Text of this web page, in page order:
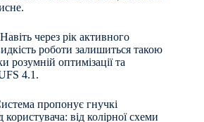
через рік активного
роботи залишиться такою
розумній оптимізації та
4.1.
пропонує гнучкі
від колірної схеми